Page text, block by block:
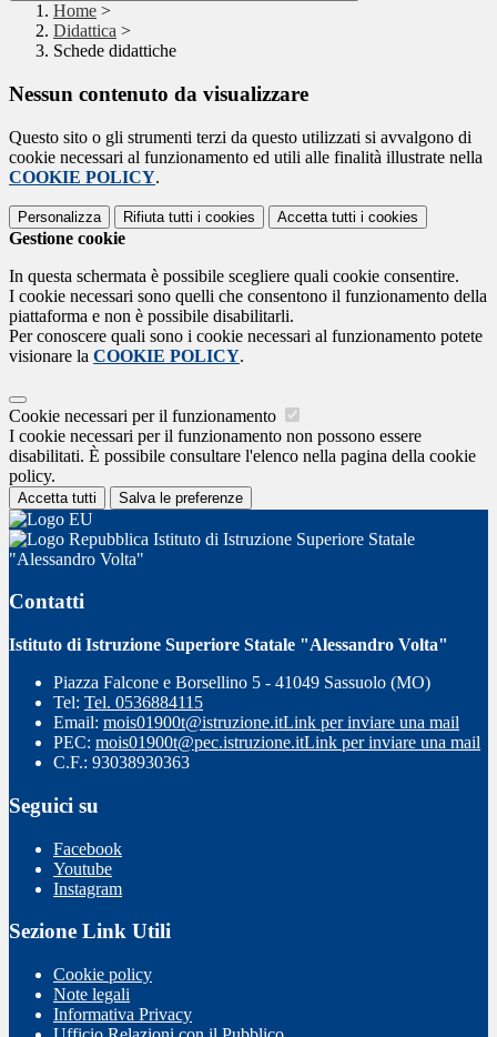
Home >
Didattica >
Schede didattiche
Nessun contenuto da visualizzare
Questo sito o gli strumenti terzi da questo utilizzati si avvalgono di
cookie necessari al funzionamento ed utili alle finalità illustrate nella
COOKIE POLICY.
Personalizza Rifiuta tutti i cookies Accetta tutti i cookies
Gestione cookie
In questa schermata è possibile scegliere quali cookie consentire.
I cookie necessari sono quelli che consentono il funzionamento della
piattaforma e non è possibile disabilitarli.
Per conoscere quali sono i cookie necessari al funzionamento potete
visionare la COOKIE POLICY.
Cookie necessari per il funzionamento
I cookie necessari per il funzionamento non possono essere
disabilitati. È possibile consultare l'elenco nella pagina della cookie
policy.
Accetta tutti Salva le preferenze
Istituto di Istruzione Superiore Statale
"Alessandro Volta"
Contatti
Istituto di Istruzione Superiore Statale "Alessandro Volta"
Piazza Falcone e Borsellino 5 - 41049 Sassuolo (MO)
Tel: Tel. 0536884115
Email: mois01900t@istruzione.itLink per inviare una mail
PEC: mois01900t@pec.istruzione.itLink per inviare una mail
C.F.: 93038930363
Seguici su
Facebook
Youtube
Instagram
Sezione Link Utili
Cookie policy
Note legali
Informativa Privacy